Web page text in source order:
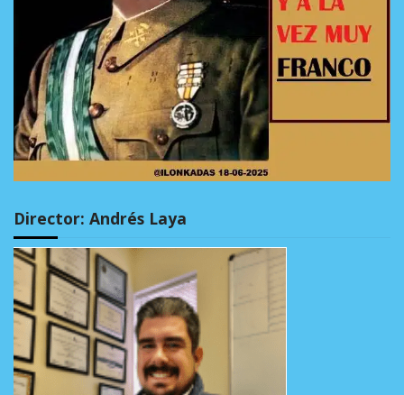
Director: Andrés Laya